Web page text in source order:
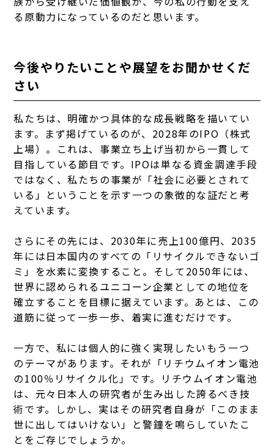
る原動力になっているのだと思います。
今後やりたいことや展望をお聞かせくだ
さい
私たちは、明確かつ具体的な成長戦略を描いてい
ます。まず掲げているのが、2028年のIPO（株式
上場）。これは、事業立ち上げ当初から一貫して
目指している節目です。IPOは単なる資金調達手段
ではなく、私たちの事業が「社会に必要とされて
いる」ということを示す一つの象徴的な証だと考
えています。
さらにその先には、2030年に売上100億円、2035
年には日本国内のすべての「リサイクルできないゴ
ミ」を水素に変換すること。 そして2050年には、
世界に認められるユニコーン企業としての地位を
確立することを目標に据えています。あとは、この
道筋に従って一歩一歩、着実に進むだけです。
一方で、私には個人的に強く実現したいもう一つ
のテーマがあります。それが「リチウムイオン電池
の100％リサイクル化」です。リチウムイオン電池
は、元々日本人の研究者が生み出した誇るべき技
術です。しかし、実はその研究者自身が「このまま
世に出してはいけない」と警鐘を鳴らしていたこ
とをご存じでしょうか。